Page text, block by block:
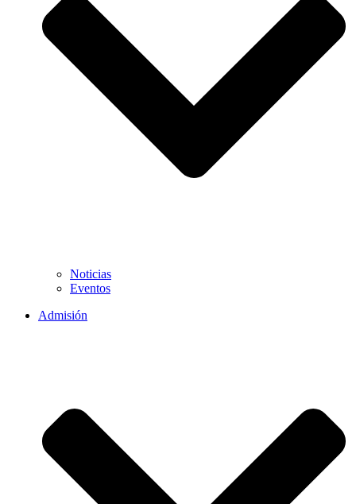
Noticias
Eventos
Admisión